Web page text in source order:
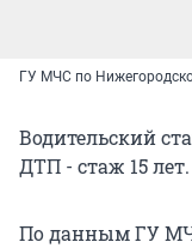
ГУ МЧС по
Водительский
ДТП - стаж 15 лет.
По данным ГУ